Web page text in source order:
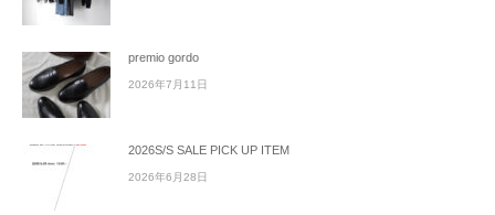
premio gordo
2026年7月11日
2026S/S SALE PICK UP ITEM
2026年6月28日